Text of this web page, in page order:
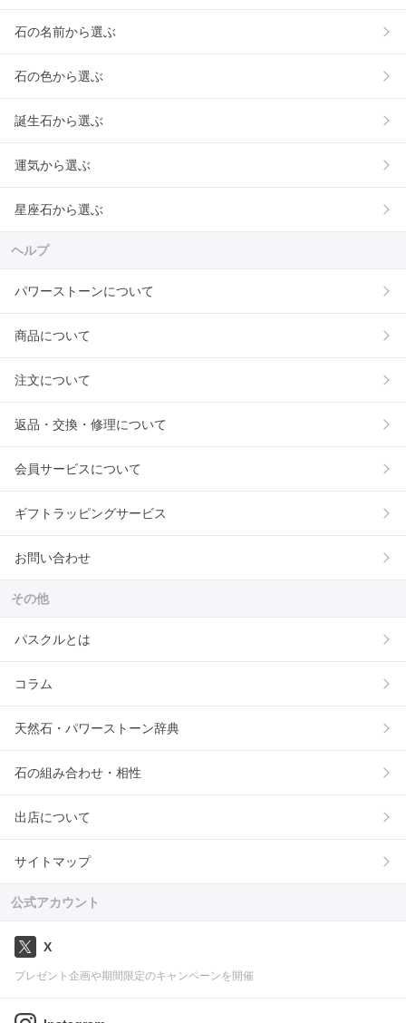
石の名前から選ぶ
石の色から選ぶ
誕生石から選ぶ
運気から選ぶ
星座石から選ぶ
ヘルプ
パワーストーンについて
商品について
注文について
返品・交換・修理について
会員サービスについて
ギフトラッピングサービス
お問い合わせ
その他
パスクルとは
コラム
天然石・パワーストーン辞典
石の組み合わせ・相性
出店について
サイトマップ
公式アカウント
X
プレゼント企画や期間限定のキャンペーンを開催